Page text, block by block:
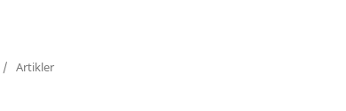
/ Artikler